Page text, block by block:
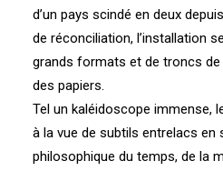
d’un pays scindé en deux
de réconciliation, l’installation
grands formats et de troncs
des papiers.
Tel un kaléidoscope immense,
à la vue de subtils entrelacs en
philosophique du temps, de la